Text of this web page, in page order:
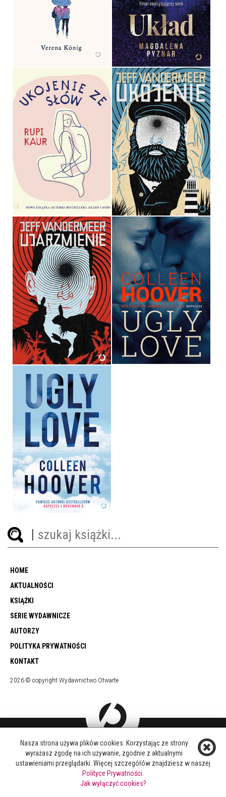
VERENA KÖNIG
OPRAWA MIĘKKA
54,99 ZŁ
MAGDALENA PYZNAR
OPRAWA MIĘKKA
49,99 ZŁ
UKOJENIE ZE SŁÓW
RUPI KAUR
OPRAWA MIĘKKA
49,99 ZŁ
UKOJENIE
JEFF VANDERMEER
OPRAWA MIĘKKA
36,90 ZŁ
UJARZMIENIE
JEFF VANDERMEER
OPRAWA MIĘKKA
36,90 ZŁ
UGLY LOVE
COLLEEN HOOVER
OPRAWA MIĘKKA
36,90 ZŁ
UGLY LOVE
COLLEEN HOOVER
39,90 ZŁ
HOME
AKTUALNOŚCI
KSIĄŻKI
SERIE WYDAWNICZE
AUTORZY
POLITYKA PRYWATNOŚCI
KONTAKT
2026 © copyright Wydawnictwo Otwarte
DOŁĄCZ DO NAS
FACEBOOK
TWITTER
Nasza strona używa plików cookies. Korzystając ze strony
wyrażasz zgodę na ich używanie, zgodnie z aktualnymi
ustawieniami przeglądarki. Więcej szczegółów znajdziesz w naszej
Polityce Prywatności.
Jak wyłączyć cookies?